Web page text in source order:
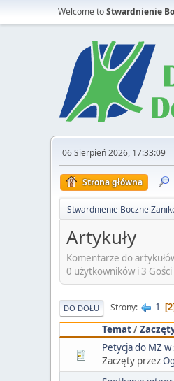
Welcome toStwardnienie
06 Sierpień 2026, 17:33:09
Strona główna
Stwardnienie Boczne
Artykuły
Komentarze do
0 użytkowników i 3
DO DOŁU Strony 1 2
Temat/
Petycja do MZ
Zaczęty przez